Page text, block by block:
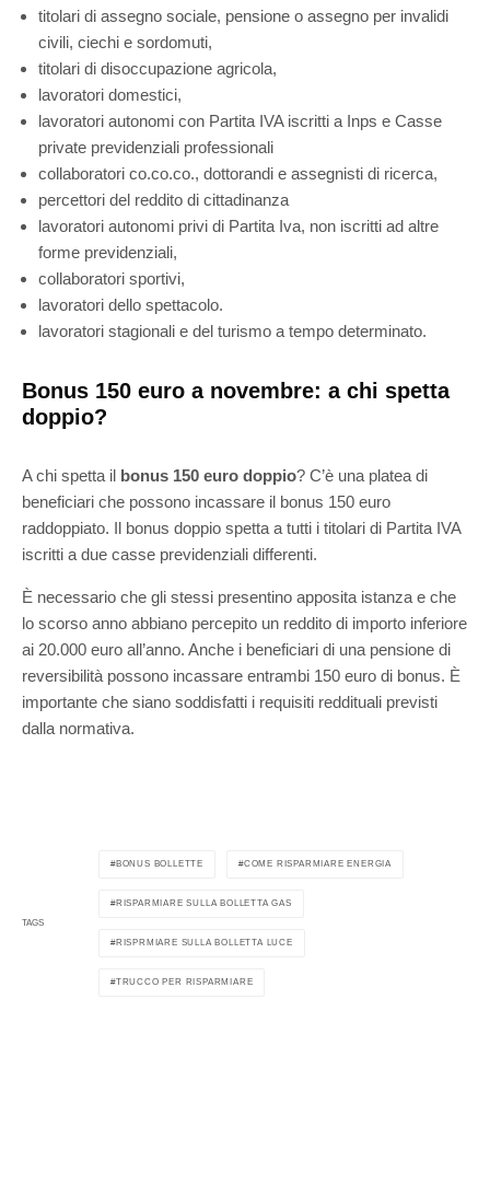
titolari di assegno sociale, pensione o assegno per invalidi
civili, ciechi e sordomuti,
titolari di disoccupazione agricola,
lavoratori domestici,
lavoratori autonomi con Partita IVA iscritti a Inps e Casse
private previdenziali professionali
collaboratori co.co.co., dottorandi e assegnisti di ricerca,
percettori del reddito di cittadinanza
lavoratori autonomi privi di Partita Iva, non iscritti ad altre
forme previdenziali,
collaboratori sportivi,
lavoratori dello spettacolo.
lavoratori stagionali e del turismo a tempo determinato.
Bonus 150 euro a novembre: a chi spetta
doppio?
A chi spetta il bonus 150 euro doppio? C’è una platea di
beneficiari che possono incassare il bonus 150 euro
raddoppiato. Il bonus doppio spetta a tutti i titolari di Partita IVA
iscritti a due casse previdenziali differenti.
È necessario che gli stessi presentino apposita istanza e che
lo scorso anno abbiano percepito un reddito di importo inferiore
ai 20.000 euro all’anno. Anche i beneficiari di una pensione di
reversibilità possono incassare entrambi 150 euro di bonus. È
importante che siano soddisfatti i requisiti reddituali previsti
dalla normativa.
TAGS
BONUS BOLLETTE COME RISPARMIARE ENERGIA
RISPARMIARE SULLA BOLLETTA GAS
RISPRMIARE SULLA BOLLETTA LUCE
TRUCCO PER RISPARMIARE